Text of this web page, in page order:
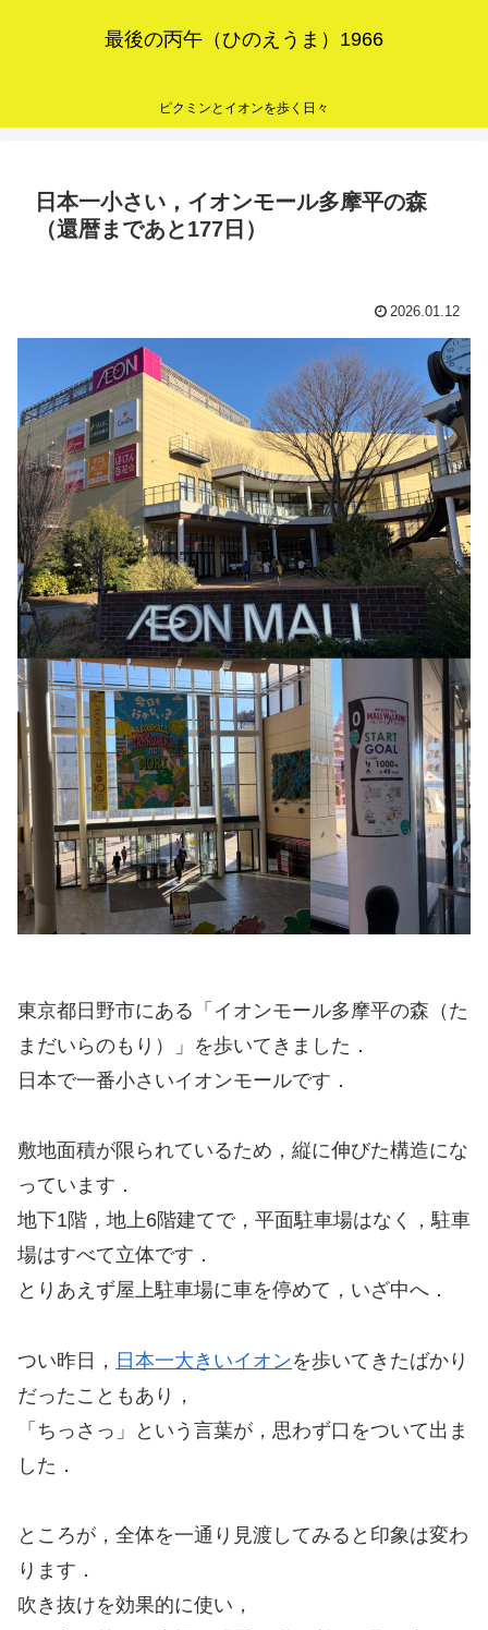
最後の丙午（ひのえうま）1966
ピクミンとイオンを歩く日々
日本一小さい，イオンモール多摩平の森
（還暦まであと177日）
2026.01.12
東京都日野市にある「イオンモール多摩平の森（た
まだいらのもり）」を歩いてきました．
日本で一番小さいイオンモールです．
敷地面積が限られているため，縦に伸びた構造にな
っています．
地下1階，地上6階建てで，平面駐車場はなく，駐車
場はすべて立体です．
とりあえず屋上駐車場に車を停めて，いざ中へ．
つい昨日， 日本一大きいイオンを歩いてきたばかり
だったこともあり，
「ちっさっ」という言葉が，思わず口をついて出ま
した．
ところが，全体を一通り見渡してみると印象は変わ
ります．
吹き抜けを効果的に使い，